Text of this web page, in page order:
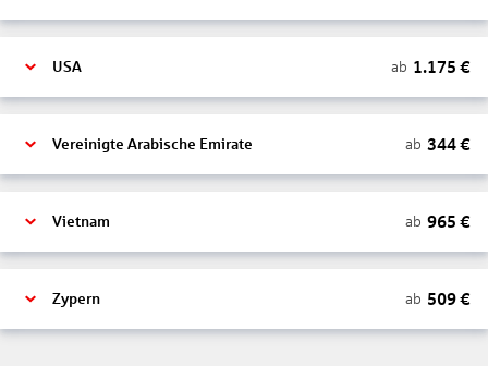
USA ab 1.175 €
Vereinigte Arabische Emirate ab 344€
Vietnam ab 965 €
Zypern ab 509€